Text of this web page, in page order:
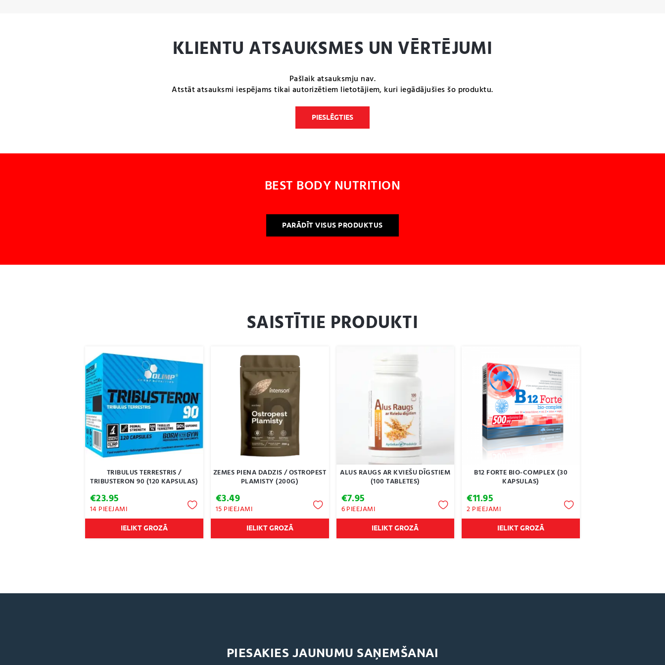
KLIENTU ATSAUKSMES UN VĒRTĒJUMI
Pašlaik atsauksmju nav.
Atstāt atsauksmi iespējams tikai autorizētiem lietotājiem, kuri iegādājušies šo produktu.
PIESLĒGTIES
BEST BODY NUTRITION
PARĀDĪT VISUS PRODUKTUS
SAISTĪTIE PRODUKTI
TRIBULUS TERRESTRIS /
TRIBUSTERON 90 (120 KAPSULAS)
€23.95
14 PIEEJAMI
IELIKT GROZĀ
ZEMES PIENA DADZIS / OSTROPEST
PLAMISTY (200G)
€3.49
15 PIEEJAMI
IELIKT GROZĀ
ALUS RAUGS AR KVIEŠU DĪGSTIEM
(100 TABLETES)
€7.95
6 PIEEJAMI
IELIKT GROZĀ
B12 FORTE BIO-COMPLEX (30
KAPSULAS)
€11.95
2 PIEEJAMI
IELIKT GROZĀ
PIESAKIES JAUNUMU SAŅEMŠANAI